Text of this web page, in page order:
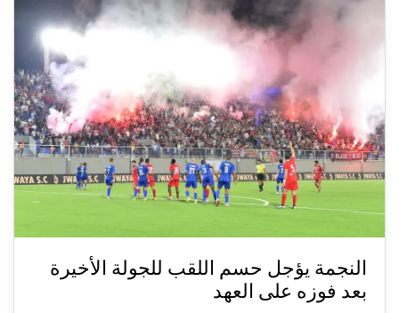
النجمة يؤجل حسم اللقب للجولة الأخيرة
بعد فوزه على العهد